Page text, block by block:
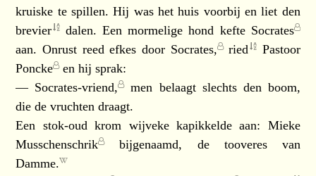
kruiske te spillen. Hij was het huis voorbij en liet den
brevier
dalen. Een mormelige hond kefte Socrates
aan. Onrust reed efkes door Socrates, ried
Pastoor
Poncke en hij sprak:
— Socrates-vriend, men belaagt slechts den boom,
die de vruchten draagt.
Een stok-oud krom wijveke kapikkelde aan: Mieke
Musschenschrik bijgenaamd, de tooveres van
Damme.